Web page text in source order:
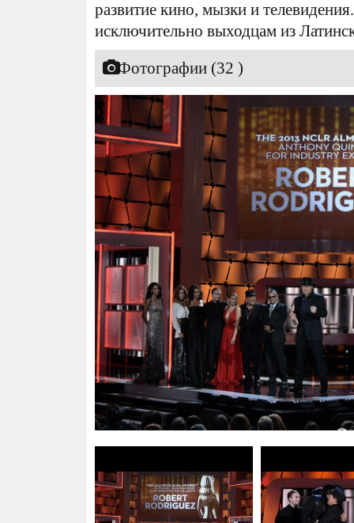
развитие кино, мызки и
исключительно выходцам из
Фотографии (32 )